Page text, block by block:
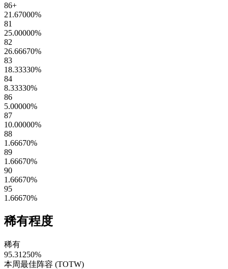
86+
21.67000%
81
25.00000%
82
26.66670%
83
18.33330%
84
8.33330%
86
5.00000%
87
10.00000%
88
1.66670%
89
1.66670%
90
1.66670%
95
1.66670%
稀有程度
稀有
95.31250%
本周最佳阵容 (TOTW)